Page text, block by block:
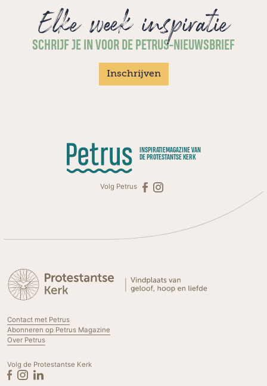
Elke week inspiratie
SCHRIJF JE IN VOOR DE PETRUS-NIEUWSBRIEF
Inschrijven
INSPIRATIEMAGAZINE VAN
DE PROTESTANTSE KERK
Volg Petrus
Contact met Petrus
Abonneren op Petrus Magazine
Over Petrus
Volg de Protestantse Kerk